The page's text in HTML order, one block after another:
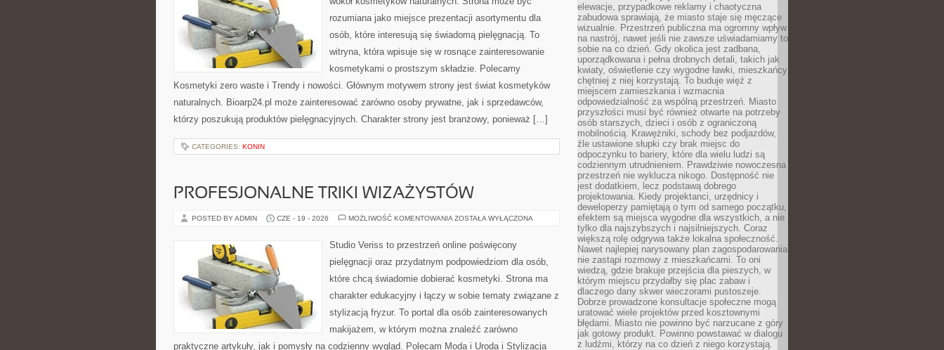
rozumiana jako miejsce prezentacji asortymentu dla
osób, które interesują się świadomą pielęgnacją. To
witryna, która wpisuje się w rosnące zainteresowanie
kosmetykami o prostszym składzie. Polecamy
Kosmetyki zero waste i Trendy i nowości. Głównym motywem strony jest świat kosmetyków
naturalnych. Bioarp24.pl może zainteresować zarówno osoby prywatne, jak i sprzedawców,
którzy poszukują produktów pielęgnacyjnych. Charakter strony jest branżowy, ponieważ […]
CATEGORIES: KONIN
PROFESJONALNE TRIKI WIZAŻYSTÓW
POSTED BY ADMIN CZE - 19 - 2026 MOŻLIWOŚĆ KOMENTOWANIA PROFESJONALNE
ZOSTAŁA WYŁĄCZONA
Studio Veriss to przestrzeń online poświęcony
pielęgnacji oraz przydatnym podpowiedziom dla osób,
które chcą świadomie dobierać kosmetyki. Strona ma
charakter edukacyjny i łączy w sobie tematy związane z
stylizacją fryzur. To portal dla osób zainteresowanych
makijażem, w którym można znaleźć zarówno
praktyczne artykuły, jak i pomysły na codzienny wygląd. Polecam Moda i Uroda i Stylizacja
elewacje, przypadkowe reklamy i chaotyczna
zabudowa sprawiają, że miasto staje się męczące
wizualnie. Przestrzeń publiczna ma ogromny wpływ
na nastrój, nawet jeśli nie zawsze uświadamiamy to
sobie na co dzień. Gdy okolica jest zadbana,
uporządkowana i pełna drobnych detali, takich jak
kwiaty, oświetlenie czy wygodne ławki, mieszkańcy
chętniej z niej korzystają. To buduje więź z
miejscem zamieszkania i wzmacnia
odpowiedzialność za wspólną przestrzeń. Miasto
przyszłości musi być również otwarte na potrzeby
osób starszych, dzieci i osób z ograniczoną
mobilnością. Krawężniki, schody bez podjazdów,
źle ustawione słupki czy brak miejsc do
odpoczynku to bariery, które dla wielu ludzi są
codziennym utrudnieniem. Prawdziwie nowoczesna
przestrzeń nie wyklucza nikogo. Dostępność nie
jest dodatkiem, lecz podstawą dobrego
projektowania. Kiedy projektanci, urzędnicy i
deweloperzy pamiętają o tym od samego początku,
efektem są miejsca wygodne dla wszystkich, a nie
tylko dla najszybszych i najsilniejszych. Coraz
większą rolę odgrywa także lokalna społeczność.
Nawet najlepiej narysowany plan zagospodarowania
nie zastąpi rozmowy z mieszkańcami. To oni
wiedzą, gdzie brakuje przejścia dla pieszych, w
którym miejscu przydałby się plac zabaw i
dlaczego dany skwer wieczorami pustoszeje.
Dobrze prowadzone konsultacje społeczne mogą
uratować wiele projektów przed kosztownymi
błędami. Miasto nie powinno być narzucane z góry
jak gotowy produkt. Powinno powstawać w dialogu
z ludźmi, którzy na co dzień z niego korzystają.